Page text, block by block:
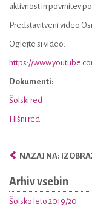
aktivnost in povrnitev
Predstavitveni video
Oglejte si video:
https://
Dokumenti:
Šolski red
Hišni red
NAZAJ NA:
Arhiv vsebin
Šolsko leto 2019/20